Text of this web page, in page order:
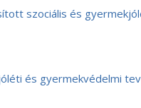
szociális és
és gyermekvédelmi